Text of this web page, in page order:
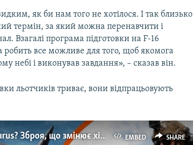
як би нам того не хотілося. І так близько
термін, за який можна перенавчити і
Взагалі програма підготовки на F-16
робить все можливе для того, щоб якомога
небі і виконував завдання», – сказав він.
льотчиків триває, вони відпрацьовують
EMBED SHARE
Коли дадуть F-16, ATACMS, Taurus? Зброя, що змінює хід війни